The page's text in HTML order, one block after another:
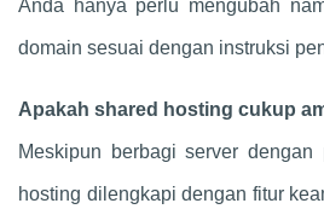
Anda hanya perlu mengubah
domain sesuai dengan instruksi
Apakah shared hosting cukup
Meskipun berbagi server dengan
hosting dilengkapi dengan fitur